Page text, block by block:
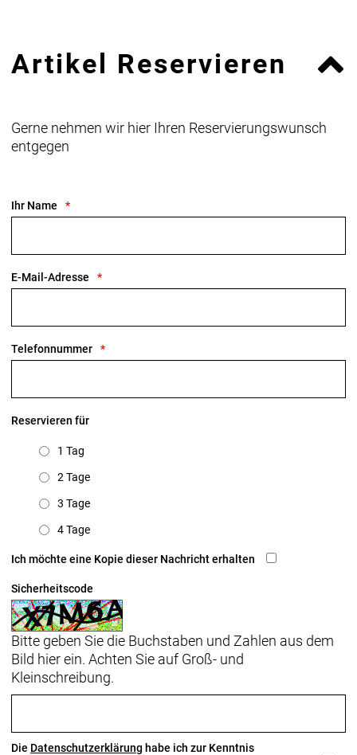
Artikel Reservieren
Gerne nehmen wir hier Ihren Reservierungswunsch
entgegen
Ihr Name
E-Mail-Adresse
Telefonnummer
Reservieren für
1 Tag
2 Tage
3 Tage
4 Tage
Ich möchte eine Kopie dieser Nachricht erhalten
Sicherheitscode
Bitte geben Sie die Buchstaben und Zahlen aus dem
Bild hier ein. Achten Sie auf Groß- und
Kleinschreibung.
Die Datenschutzerklärung habe ich zur Kenntnis